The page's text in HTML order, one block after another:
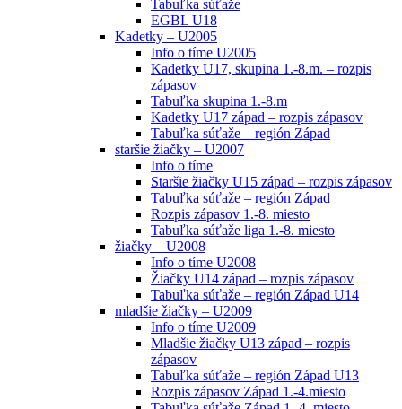
Tabuľka súťaže
EGBL U18
Kadetky – U2005
Info o tíme U2005
Kadetky U17, skupina 1.-8.m. – rozpis
zápasov
Tabuľka skupina 1.-8.m
Kadetky U17 západ – rozpis zápasov
Tabuľka súťaže – región Západ
staršie žiačky – U2007
Info o tíme
Staršie žiačky U15 západ – rozpis zápasov
Tabuľka súťaže – región Západ
Rozpis zápasov 1.-8. miesto
Tabuľka súťaže liga 1.-8. miesto
žiačky – U2008
Info o tíme U2008
Žiačky U14 západ – rozpis zápasov
Tabuľka súťaže – región Západ U14
mladšie žiačky – U2009
Info o tíme U2009
Mladšie žiačky U13 západ – rozpis
zápasov
Tabuľka súťaže – región Západ U13
Rozpis zápasov Západ 1.-4.miesto